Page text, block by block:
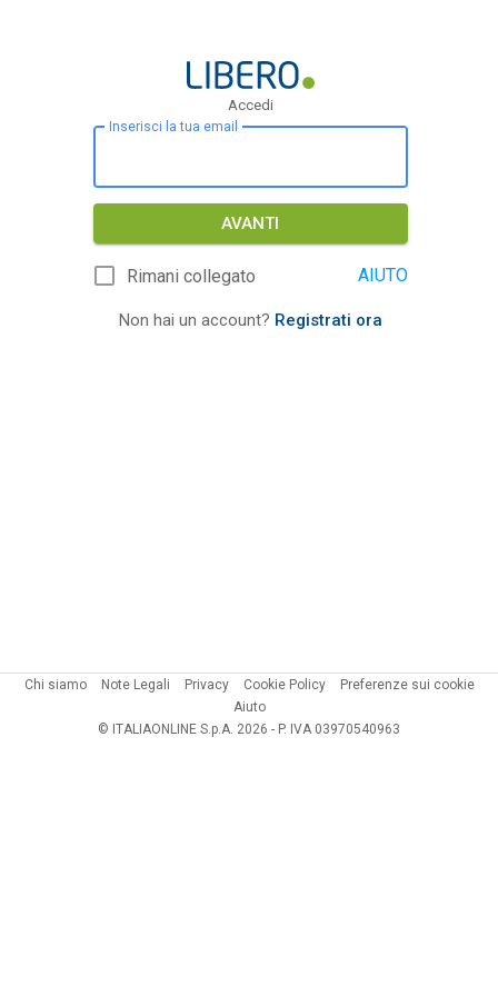
Accedi
Inserisci la tua email
AVANTI
Rimani collegato AIUTO
Non hai un account? Registrati ora
Chi siamo Note Legali Privacy Cookie Policy
Preferenze sui cookie
Aiuto
© ITALIAONLINE S.p.A. 2026 - P. IVA 03970540963